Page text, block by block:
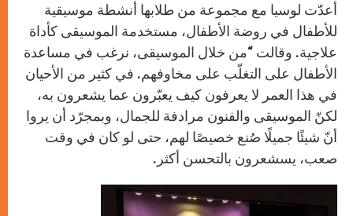
أعدّت لوسيا مع مجموعة من طلابها أنشطة موسيقية
للأطفال في روضة الأطفال، مستخدمة الموسيقى كأداة
علاجية. وقالت “من خلال الموسيقى، نرغب في مساعدة
الأطفال على التغلّب على مخاوفهم. في كثير من الأحيان
في هذا العمر لا يعرفون كيف يعبّرون عما يشعرون به،
لكنّ الموسيقى والفنون مرادفة للجمال، وبمجرّد أن يروا
أنّ شيئًا جميلًا صُنع خصيصًا لهم، حتى لو كان في وقت
صعب، يسشعرون بالتحسن أكثر.